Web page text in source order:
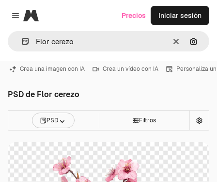
Close menu
Magnific
Borrar
Precios Iniciar sesión
Crea una imagen con IA Crea un vídeo con IA Personaliza
PSD de Flor cerezo
PSD Filtros